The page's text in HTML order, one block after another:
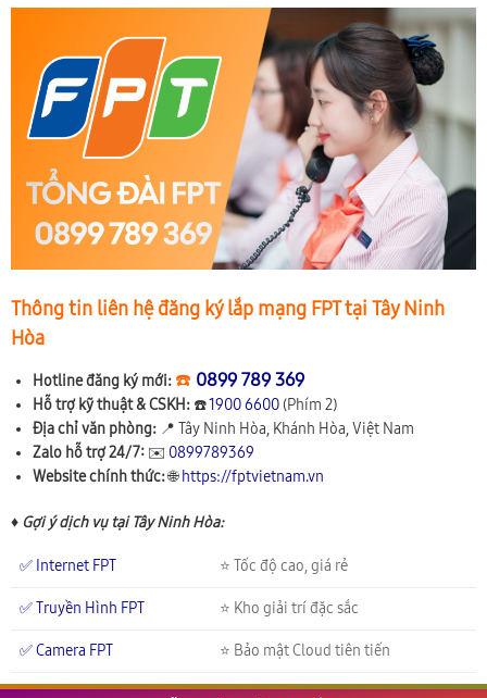
Thông tin liên hệ đăng ký lắp mạng FPT tại Tây Ninh
Hòa
Hotline đăng ký mới: ☎️ 0899 789 369
Hỗ trợ kỹ thuật & CSKH: ☎️1900 6600 (Phím 2)
Địa chỉ văn phòng: 📍 Tây Ninh Hòa, Khánh Hòa, Việt Nam
Zalo hỗ trợ 24/7: ✉️ 0899789369
Website chính thức:🌐 https://fptvietnam.vn
♦ Gợi ý dịch vụ tại Tây Ninh Hòa:
✅ Internet FPT ⭐ Tốc độ cao, giá rẻ
✅ Truyền Hình FPT ⭐ Kho giải trí đặc sắc
✅ Camera FPT ⭐ Bảo mật Cloud tiên tiến